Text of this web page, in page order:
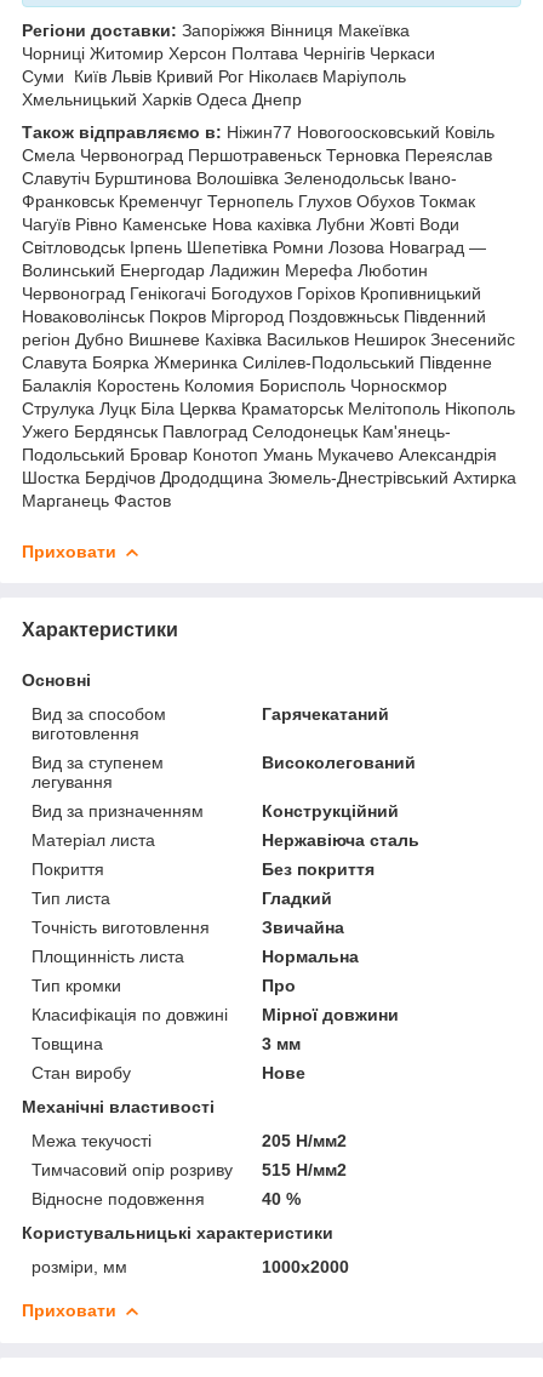
Регіони доставки: Запоріжжя Вінниця Макеївка
Чорниці Житомир Херсон Полтава Чернігів Черкаси
Суми
Київ Львів Кривий Рог Ніколаєв Маріуполь
Хмельницький Харків Одеса Днепр
Також відправляємо в: Ніжин77 Новогоосковський Ковіль
Смела Червоноград Першотравеньск Терновка Переяслав
Славутіч Бурштинова Волошівка Зеленодольськ Івано-
Франковськ Кременчуг Тернопель Глухов Обухов Токмак
Чагуїв Рівно Каменське Нова кахівка Лубни Жовті Води
Світловодськ Ірпень Шепетівка Ромни Лозова Новаград —
Волинський Енергодар Ладижин Мерефа Люботин
Червоноград Генікогачі Богодухов Горіхов Кропивницький
Новаковолінськ Покров Міргород Поздовжньськ Південний
регіон Дубно Вишневе Кахівка Васильков Неширок Знесенийс
Славута Боярка Жмеринка Силілев-Подольський Південне
Балаклія Коростень Коломия Борисполь Чорноскмор
Струлука Луцк Біла Церква Краматорськ Мелітополь Нікополь
Ужего Бердянськ Павлоград Селодонецьк Кам'янець-
Подольський Бровар Конотоп Умань Мукачево Александрія
Шостка Бердічов Дрододщина Зюмель-Днестрівський Ахтирка
Марганець Фастов
Приховати
Характеристики
Основні
Вид за способом
виготовлення
Гарячекатаний
Вид за ступенем
легування
Високолегований
Вид за призначенням
Конструкційний
Матеріал листа
Нержавіюча сталь
Покриття
Без покриття
Тип листа
Гладкий
Точність виготовлення
Звичайна
Площинність листа
Нормальна
Тип кромки
Про
Класифікація по довжині
Мірної довжини
Товщина
3 мм
Стан виробу
Нове
Механічні властивості
Межа текучості
205 Н/мм2
Тимчасовий опір розриву
515 Н/мм2
Відносне подовження
40 %
Користувальницькі характеристики
розміри, мм
1000х2000
Приховати